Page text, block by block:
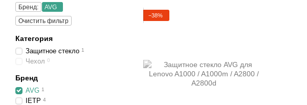
−38%
Бренд:
AVG
Очистить фильтр
Категория
Защитное стекло 1
Чехол 0
Бренд
AVG 1
IETP 4